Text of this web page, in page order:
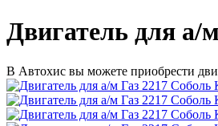
Двигатель для а/
В Автохис вы можете приобрести